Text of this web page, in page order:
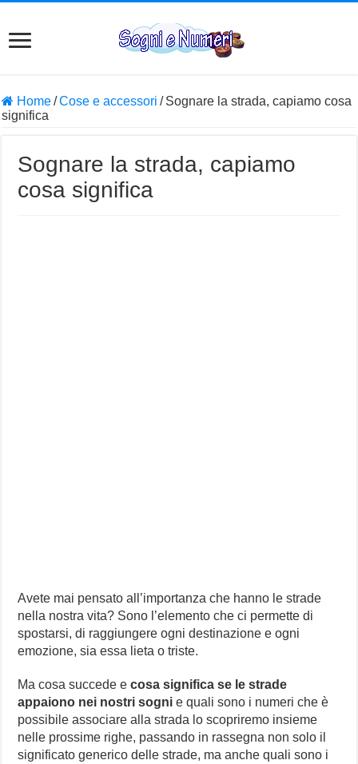
Home/Cose e accessori / Sognare la strada, capiamo cosa
significa
Sognare la strada, capiamo
cosa significa
Avete mai pensato all’importanza che hanno le strade
nella nostra vita? Sono l’elemento che ci permette di
spostarsi, di raggiungere ogni destinazione e ogni
emozione, sia essa lieta o triste.
Ma cosa succede ecosa significa se le strade
appaiono nei nostri sogni e quali sono i numeri che è
possibile associare alla strada lo scopriremo insieme
nelle prossime righe, passando in rassegna non solo il
significato generico delle strade, ma anche quali sono i